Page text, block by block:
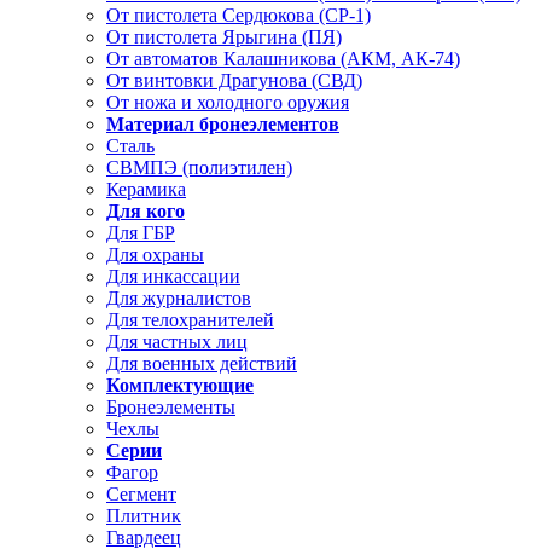
От пистолета Сердюкова (СР-1)
От пистолета Ярыгина (ПЯ)
От автоматов Калашникова (АКМ, АК-74)
От винтовки Драгунова (СВД)
От ножа и холодного оружия
Материал бронеэлементов
Сталь
СВМПЭ (полиэтилен)
Керамика
Для кого
Для ГБР
Для охраны
Для инкассации
Для журналистов
Для телохранителей
Для частных лиц
Для военных действий
Комплектующие
Бронеэлементы
Чехлы
Серии
Фагор
Сегмент
Плитник
Гвардеец